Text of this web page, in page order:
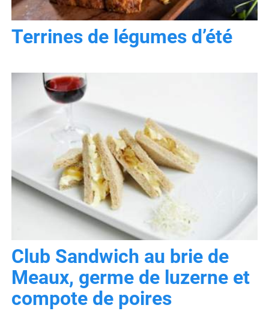
Terrines de légumes d’été
Club Sandwich au brie de
Meaux, germe de luzerne et
compote de poires